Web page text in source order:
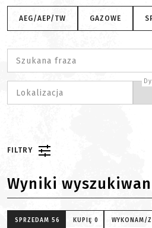
AEG/AEP/TW GAZOWE
Szukana fraza
Lokalizacja
FILTRY
Wyniki
SPRZEDAM 56 KUPIĘ 0 WYKONAM/